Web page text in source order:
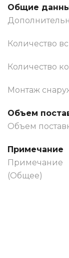
Общие
Количество
Количество
Монтаж
Объем
Объем
Примечание
Примечание
(Общее)